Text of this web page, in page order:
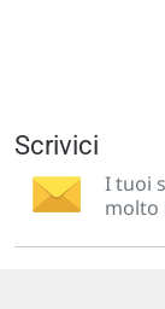
Scrivici
I tuoi
molto